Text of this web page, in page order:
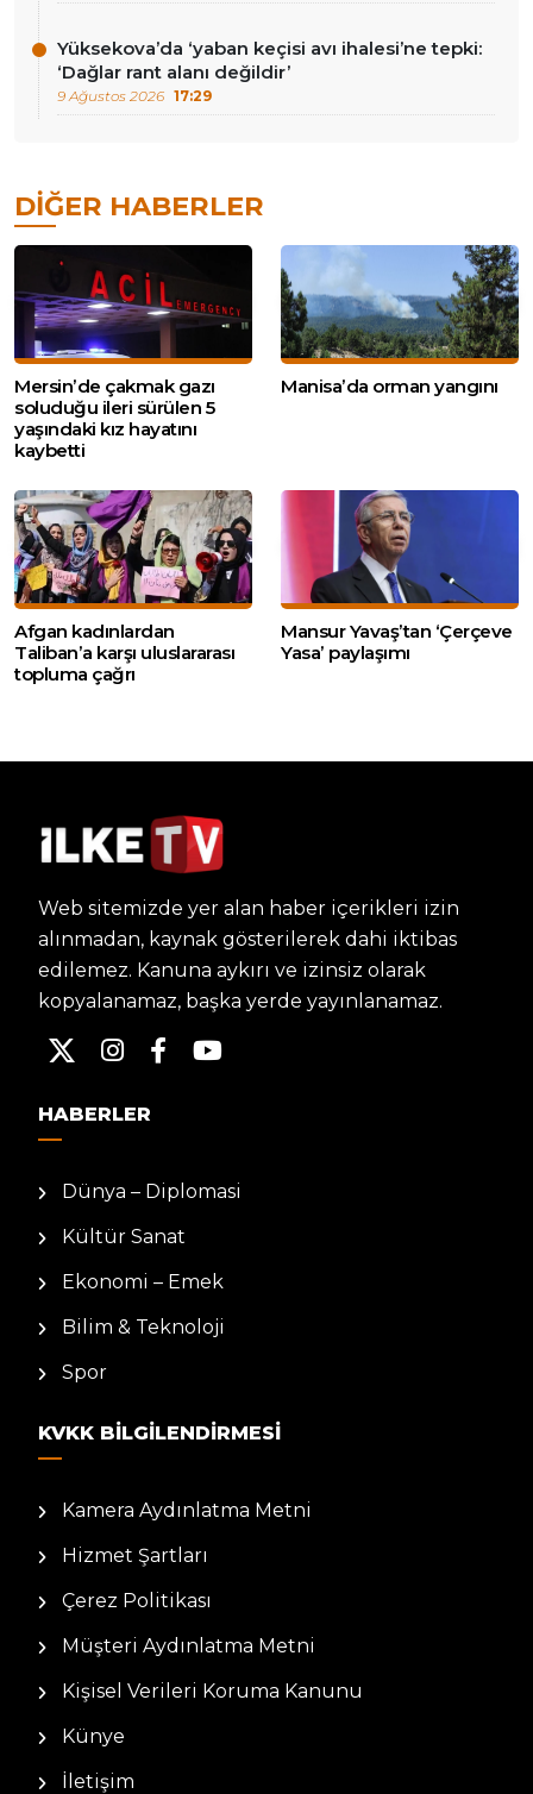
Yüksekova’da ‘yaban keçisi avı ihalesi’ne tepki:
‘Dağlar rant alanı değildir’
9 Ağustos 2026 17:29
DIĞER HABERLER
Mersin’de çakmak gazı
soluduğu ileri sürülen 5
yaşındaki kız hayatını
kaybetti
Manisa’da orman yangını
Afgan kadınlardan
Taliban’a karşı uluslararası
topluma çağrı
Mansur Yavaş’tan ‘Çerçeve
Yasa’ paylaşımı
Web sitemizde yer alan haber içerikleri izin
alınmadan, kaynak gösterilerek dahi iktibas
edilemez. Kanuna aykırı ve izinsiz olarak
kopyalanamaz, başka yerde yayınlanamaz.
HABERLER
Dünya – Diplomasi
Kültür Sanat
Ekonomi – Emek
Bilim & Teknoloji
Spor
KVKK BILGILENDIRMESI
Kamera Aydınlatma Metni
Hizmet Şartları
Çerez Politikası
Müşteri Aydınlatma Metni
Kişisel Verileri Koruma Kanunu
Künye
İletişim